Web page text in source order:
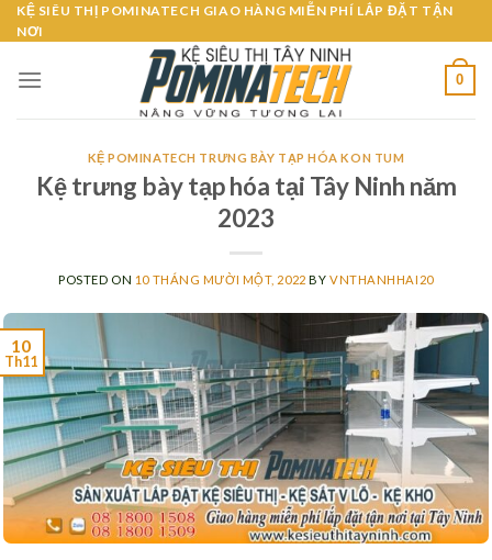
Skip
to
content
KỆ SIÊU THỊ POMINATECH GIAO HÀNG MIỄN PHÍ LẮP ĐẶT TẬN
NƠI
0
KỆ POMINATECH TRƯNG BÀY TẠP HÓA KON TUM
Kệ trưng bày tạp hóa tại Tây Ninh năm
2023
POSTED ON 10 THÁNG MƯỜI MỘT, 2022 BY VNTHANHHAI20
10
Th11